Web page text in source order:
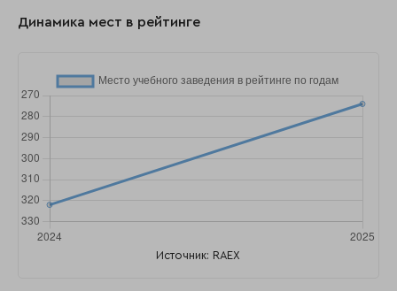
Динамика мест в рейтинге
Источник: RAEX